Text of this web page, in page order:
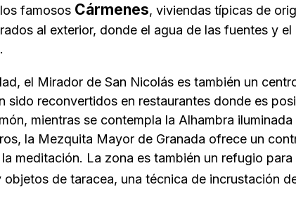
famosos Cármenes, viviendas típicas de
al exterior, donde el agua de las fuentes y
el Mirador de San Nicolás es también un
sido reconvertidos en restaurantes donde es
mientras se contempla la Alhambra
la Mezquita Mayor de Granada ofrece un
meditación. La zona es también un refugio
objetos de taracea, una técnica de incrustación